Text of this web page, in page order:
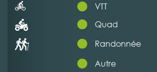
VTT
Quad
Randonnée
Autre